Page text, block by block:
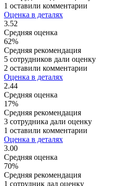
1 оставили комментарии
Оценка в деталях
3.52
Средняя оценка
62%
Средняя рекомендация
5 сотрудников дали оценку
2 оставили комментарии
Оценка в деталях
2.44
Средняя оценка
17%
Средняя рекомендация
3 сотрудника дали оценку
1 оставили комментарии
Оценка в деталях
3.00
Средняя оценка
70%
Средняя рекомендация
1 сотрудник дал оценку